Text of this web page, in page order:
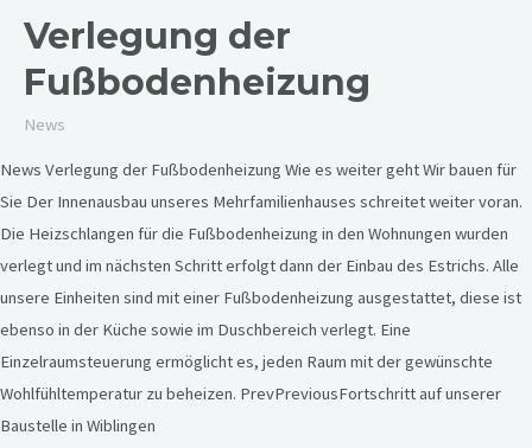
Verlegung der
Fußbodenheizung
News
News Verlegung der Fußbodenheizung Wie es weiter geht Wir bauen für
Sie Der Innenausbau unseres Mehrfamilienhauses schreitet weiter voran.
Die Heizschlangen für die Fußbodenheizung in den Wohnungen wurden
verlegt und im nächsten Schritt erfolgt dann der Einbau des Estrichs. Alle
unsere Einheiten sind mit einer Fußbodenheizung ausgestattet, diese ist
ebenso in der Küche sowie im Duschbereich verlegt. Eine
Einzelraumsteuerung ermöglicht es, jeden Raum mit der gewünschte
Wohlfühltemperatur zu beheizen. PrevPreviousFortschritt auf unserer
Baustelle in Wiblingen